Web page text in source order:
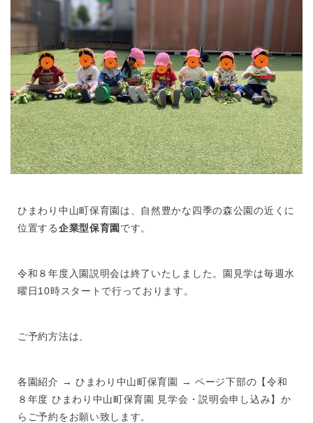
ひまわり中山町保育園は、自然豊かな四季の森公園の近くに
位置する企業型保育園です。
令和８年度入園説明会は終了いたしました。園見学は毎週水
曜日10時スタートで行っております。
ご予約方法は、
各園紹介 → ひまわり中山町保育園 → ページ下部の【令和
８年度 ひまわり中山町保育園 見学会・説明会申し込み】か
らご予約をお願い致します。